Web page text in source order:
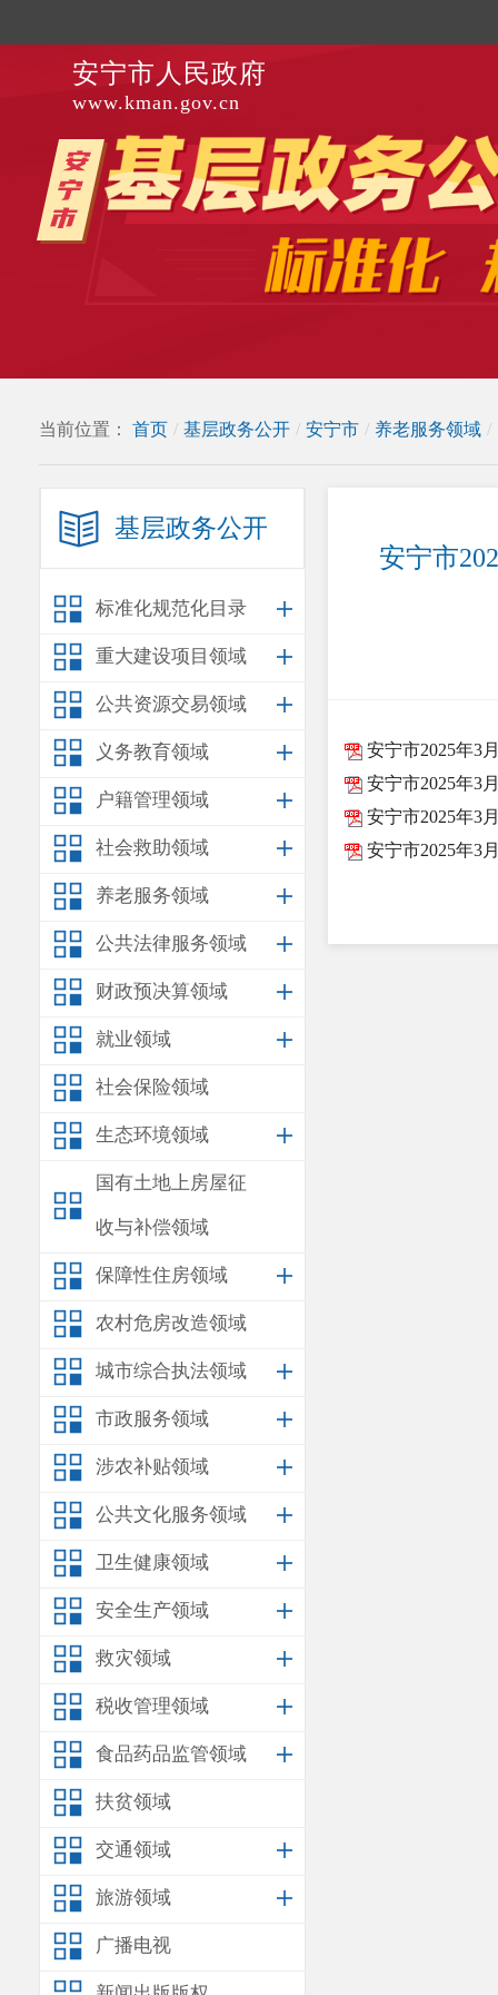
安宁市人民政府
www.kman.gov.cn
当前位置： 首页 / 基层政务公开 / 安宁市 / 养老服务领域 /
基层政务公开
标准化规范化目录
重大建设项目领域
公共资源交易领域
义务教育领域
户籍管理领域
社会救助领域
养老服务领域
公共法律服务领域
财政预决算领域
就业领域
社会保险领域
生态环境领域
国有土地上房屋征
收与补偿领域
保障性住房领域
农村危房改造领域
城市综合执法领域
市政服务领域
涉农补贴领域
公共文化服务领域
卫生健康领域
安全生产领域
救灾领域
税收管理领域
食品药品监管领域
扶贫领域
交通领域
旅游领域
广播电视
安宁市2025年3
安宁市2025年3
安宁市2025年3
安宁市2025年3